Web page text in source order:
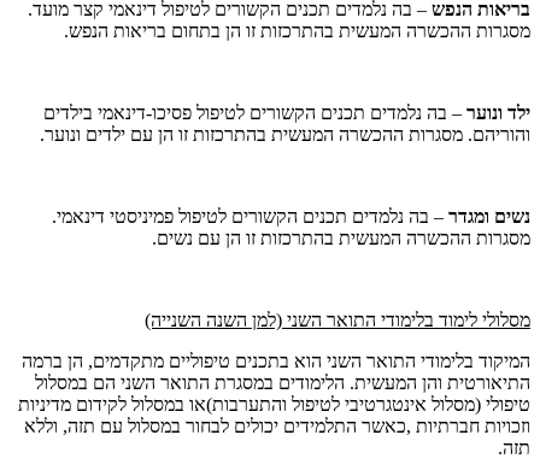
בריאות הנפש – בה נלמדים תכנים הקשורים לטיפול דינאמי קצר מועד.
מסגרות ההכשרה המעשית בהתרכזות זו הן בתחום בריאות הנפש.
ילד ונוער – בה נלמדים תכנים הקשורים לטיפול פסיכו-דינאמי בילדים
והוריהם. מסגרות ההכשרה המעשית בהתרכזות זו הן עם ילדים ונוער.
נשים ומגדר – בה נלמדים תכנים הקשורים לטיפול פמיניסטי דינאמי.
מסגרות ההכשרה המעשית בהתרכזות זו הן עם נשים.
מסלולי לימוד בלימודי התואר השני (למן השנה השנייה)
המיקוד בלימודי התואר השני הוא בתכנים טיפוליים מתקדמים, הן ברמה
התיאורטית והן המעשית. הלימודים במסגרת התואר השני הם במסלול
טיפולי (מסלול אינטגרטיבי לטיפול והתערבות)או במסלול לקידום מדיניות
וזכויות חברתיות ,כאשר התלמידים יכולים לבחור במסלול עם תזה, וללא
תזה.